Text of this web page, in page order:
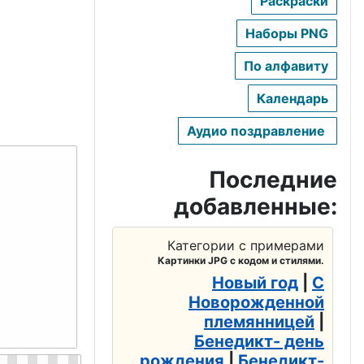
Наборы PNG
По алфавиту
Календарь
Аудио поздравление
Последние
добавленные:
Категории с примерами
Картинки JPG с кодом и стилями.
Новый год
С
Новорожденной
племянницей
Бенедикт- день